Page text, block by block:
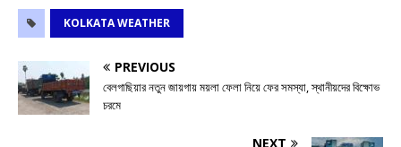
KOLKATA WEATHER
PREVIOUS
বেলগাছিয়ার নতুন জায়গায় ময়লা ফেলা নিয়ে ফের সমস্যা, স্থানীয়দের বিক্ষোভ
চরমে
NEXT